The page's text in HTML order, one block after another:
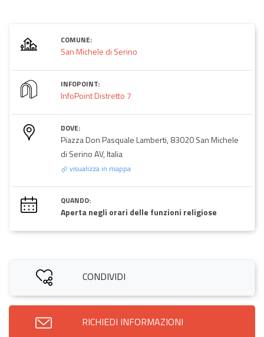
COMUNE:
San Michele di Serino
INFOPOINT:
InfoPoint Distretto 7
DOVE:
Piazza Don Pasquale Lamberti, 83020 San Michele
di Serino AV, Italia
visualizza in mappa
QUANDO:
Aperta negli orari delle funzioni religiose
CONDIVIDI
RICHIEDI INFORMAZIONI